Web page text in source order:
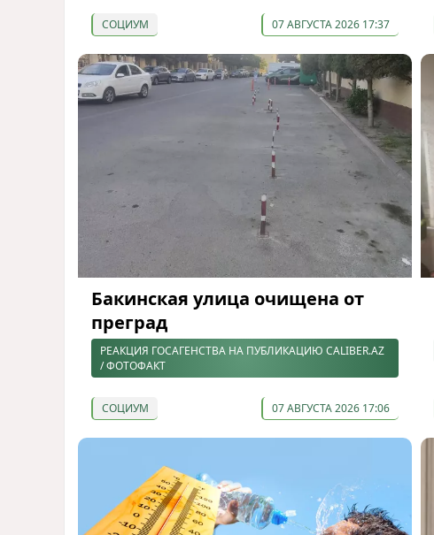
СОЦИУМ 07 АВГУСТА 2026 17:37
Бакинская улица очищена от
преград
РЕАКЦИЯ ГОСАГЕНСТВА НА ПУБЛИКАЦИЮ CALIBER.AZ
/ ФОТОФАКТ
СОЦИУМ 07 АВГУСТА 2026 17:06